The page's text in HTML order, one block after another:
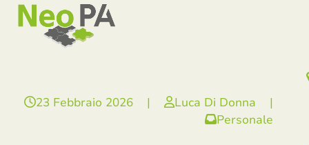
SkipOpen
mobile
menu
Close
mobile
menu
23 Febbraio 2026 | Luca Di Donna
|
Personale